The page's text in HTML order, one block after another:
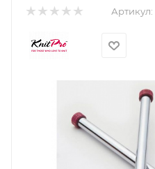
Артикул: